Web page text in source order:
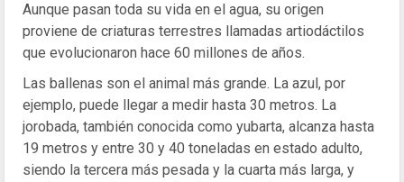
Aunque pasan toda su vida en el agua, su origen
proviene de criaturas terrestres llamadas artiodáctilos
que evolucionaron hace 60 millones de años.
Las ballenas son el animal más grande. La azul, por
ejemplo, puede llegar a medir hasta 30 metros. La
jorobada, también conocida como yubarta, alcanza hasta
19 metros y entre 30 y 40 toneladas en estado adulto,
siendo la tercera más pesada y la cuarta más larga, y